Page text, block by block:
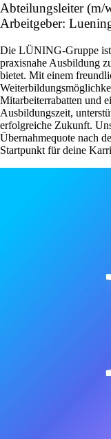
Abteilungsleiter
Arbeitgeber:
Die LÜNING-Gruppe ist
praxisnahe Ausbildung
bietet. Mit einem
Mitarbeiterrabatten und
Ausbildungszeit,
erfolgreiche Zukunft.
Übernahmequote nach
Startpunkt für deine